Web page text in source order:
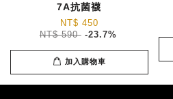
7A抗菌襪
NT$ 450
NT$ 590 -23.7%
加入購物車